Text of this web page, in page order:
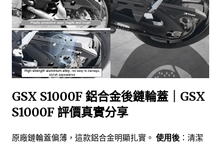
GSX S1000F 鋁合金後鏈輪蓋｜GSX
S1000F 評價真實分享
原廠鏈輪蓋偏薄，這款鋁合金明顯扎實。 使用後 ：清潔